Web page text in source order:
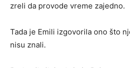
zreli da provode vreme zajedno.
Tada je Emili izgovorila ono što
nisu znali.